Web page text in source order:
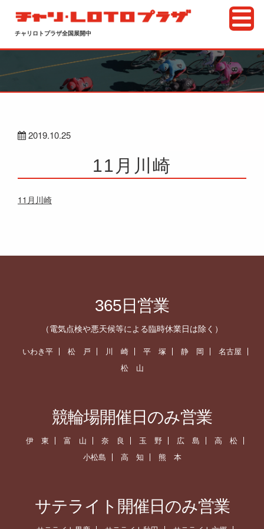
チャリロトプラザ全国展開中
2019.10.25
11月川崎
11月川崎
365日営業
（電気点検や悪天候等による臨時休業日は除く）
いわき平 松 戸 川 崎 平 塚 静 岡
名古屋
松 山
競輪場開催日のみ営業
伊 東 富 山 奈 良 玉 野 広 島
高 松
小松島
高 知 熊 本
サテライト開催日のみ営業